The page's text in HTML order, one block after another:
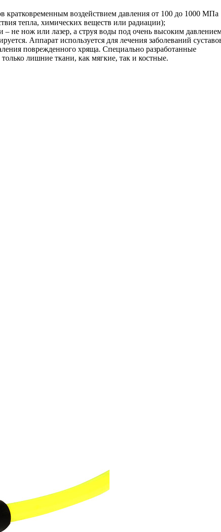
кратковременным воздействием давления от 100 до 1000 МПа
тепла, химических веществ или радиации);
не нож или лазер, а струя воды под очень высоким
Аппарат используется для лечения заболеваний
поврежденного хряща. Специально разработанные
лишние ткани, как мягкие, так и костные.